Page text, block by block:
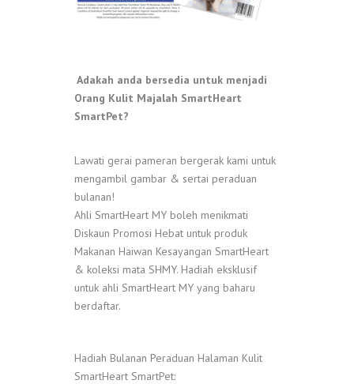
Adakah anda bersedia untuk menjadi
Orang Kulit Majalah SmartHeart
SmartPet?
Lawati gerai pameran bergerak kami untuk
mengambil gambar & sertai peraduan
bulanan!
Ahli SmartHeart MY boleh menikmati
Diskaun Promosi Hebat untuk produk
Makanan Haiwan Kesayangan SmartHeart
& koleksi mata SHMY. Hadiah eksklusif
untuk ahli SmartHeart MY yang baharu
berdaftar.
Hadiah Bulanan Peraduan Halaman Kulit
SmartHeart SmartPet: